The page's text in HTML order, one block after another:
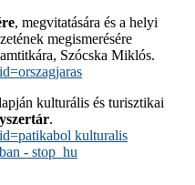
, megvitatására és a helyi
megismerésére
Szócska Miklós.
kulturális és turisztikai
.
kulturalis
- stop_hu